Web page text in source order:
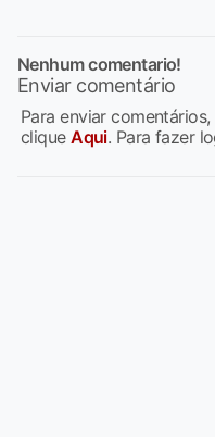
Nenhum comentario!
Enviar comentário
Para enviar
cliqueAqui. Para fazer